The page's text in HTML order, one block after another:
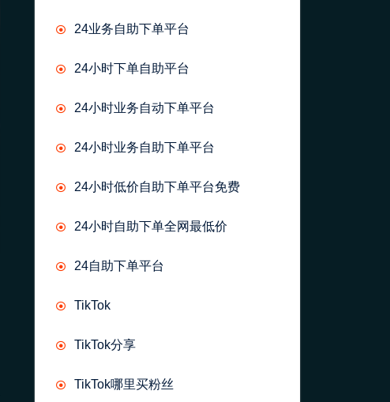
24业务自助下单平台
24小时下单自助平台
24小时业务自动下单平台
24小时业务自助下单平台
24小时低价自助下单平台免费
24小时自助下单全网最低价
24自助下单平台
TikTok
TikTok分享
TikTok哪里买粉丝